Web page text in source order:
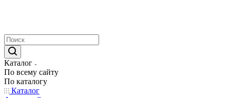
Каталог
По всему сайту
По каталогу
Каталог